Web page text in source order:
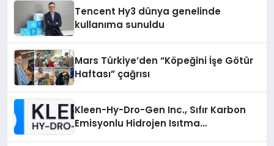
Tencent Hy3 dünya genelinde
kullanıma sunuldu
Mars Türkiye’den “Köpeğini İşe Götür
Haftası” çağrısı
Kleen-Hy-Dro-Gen Inc., Sıfır Karbon
Emisyonlu Hidrojen Isıtma